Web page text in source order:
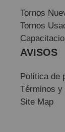
Tornos
Tornos
AVISOS
Política de
Términos y
Site Map